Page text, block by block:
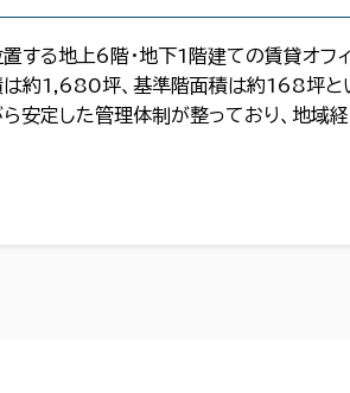
する地上6階・地下1階建ての賃貸オ
約1,680坪、基準階面積は約168坪と
安定した管理体制が整っており、地域